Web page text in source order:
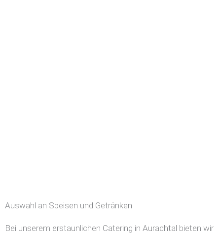
Auswahl an Speisen und Getränken
Bei unserem erstaunlichen Catering in Aurachtal bieten wir